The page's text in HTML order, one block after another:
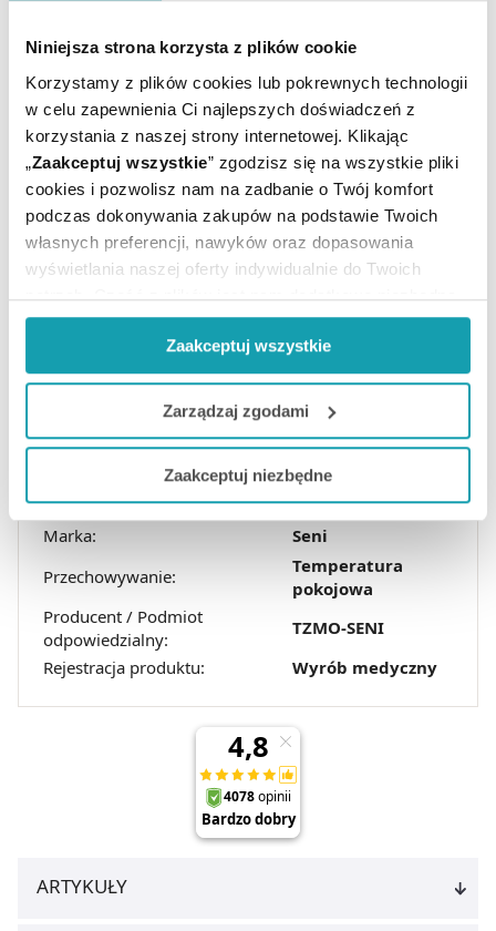
Niniejsza strona korzysta z plików cookie
Korzystamy z plików cookies lub pokrewnych technologii
w celu zapewnienia Ci najlepszych doświadczeń z
korzystania z naszej strony internetowej. Klikając
„Zaakceptuj wszystkie” zgodzisz się na wszystkie pliki
cookies i pozwolisz nam na zadbanie o Twój komfort
podczas dokonywania zakupów na podstawie Twoich
własnych preferencji, nawyków oraz dopasowania
wyświetlania naszej oferty indywidualnie do Twoich
potrzeb. Część z plików jest nam dodatkowo niezbędna
do prawidłowego działania Portalu oraz jego
funkcjonalności. W zależności od funkcji, dane o tym jak
korzystasz z naszej witryny będą również przekazywane
do naszych Partnerów marketingowych i analitycznych.
Jeżeli chcesz dostosować swoją zgodę i wybrać tylko
niektóre dodatkowe funkcje, z którymi wiąże się
zbieranie danych o Twojej aktywności dokonaj
preferowanych przez Ciebie wyborów i kliknij „
Możesz również kliknąć „
będzie oznaczało, że nie wyrażasz zgody na
pozyskiwanie od Ciebie danych, które nie są niezbędne
Zaakceptuj wszystkie
Zarządzaj zgodami
Zaakceptuj niezbędne
tzmo@tzmo-global.com
seni@tzmo-global.com
Podmiot odpowiedzialny
Toruńskie Zakłady Materiałów Opatrunkowych S.A.
ul. Żółkiewskiego 20/26,
87-100 Toruń.
tzmo@tzmo-global.com
seni@tzmo-global.com
To jest wyrób medyczny. Używaj go zgodnie z
instrukcją używania lub etykietą.
Ilość / masa / pojemność
10 szt
Postać:
Majtki chłonne
Marka:
Seni
Przechowywanie:
Temperatura
pokojowa
Producent / Podmiot
odpowiedzialny:
TZMO-SENI
Rejestracja produktu:
Wyrób medyczny
ARTYKUŁY